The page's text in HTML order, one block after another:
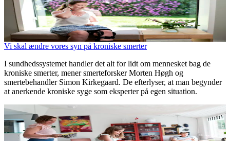
Vi skal ændre vores syn på kroniske smerter
I sundhedssystemet handler det alt for lidt om mennesket bag de
kroniske smerter, mener smerteforsker Morten Høgh og
smertebehandler Simon Kirkegaard. De efterlyser, at man begynder
at anerkende kroniske syge som eksperter på egen situation.